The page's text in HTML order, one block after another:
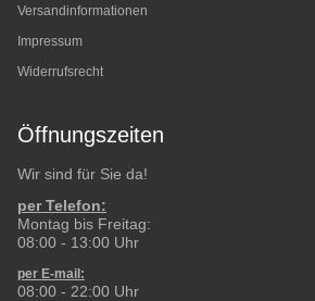
Versandinformationen
Impressum
Widerrufsrecht
Öffnungszeiten
Wir sind für Sie da!
per Telefon:
Montag bis Freitag:
08:00 - 13:00 Uhr
per E-mail:
08:00 - 22:00 Uhr